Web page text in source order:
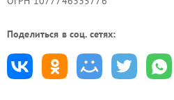
Поделиться в соц. сетях: